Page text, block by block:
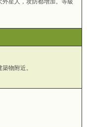
星人，攻防都增加。等級
物附近。